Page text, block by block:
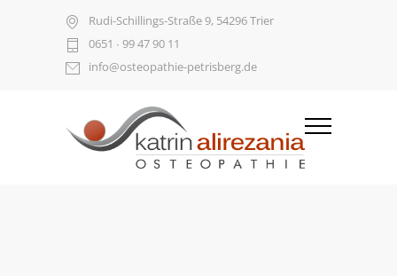
Rudi-Schillings-Straße 9, 54296 Trier
0651 ∙ 99 47 90 11
info@osteopathie-petrisberg.de